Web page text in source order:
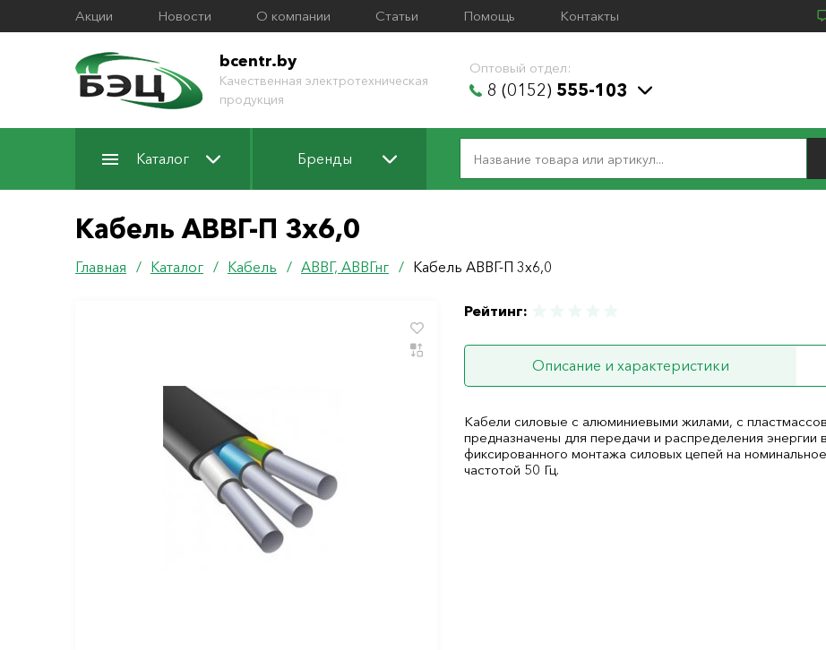
Акции Новости О компании Статьи Помощь Контакты
bcentr.by
Качественная электротехническая
продукция
Оптовый отдел:
8 (0152) 555-103
Каталог Бренды
Кабель АВВГ-П 3х6,0
Главная / Каталог / Кабель / АВВГ, АВВГнг / Кабель АВВГ-П 3х6,0
Рейтинг:
Описание и характеристики
Кабели силовые с алюминиевыми жилами, с
предназначены для передачи и распределения энергии
фиксированного монтажа силовых цепей на
частотой 50 Гц.